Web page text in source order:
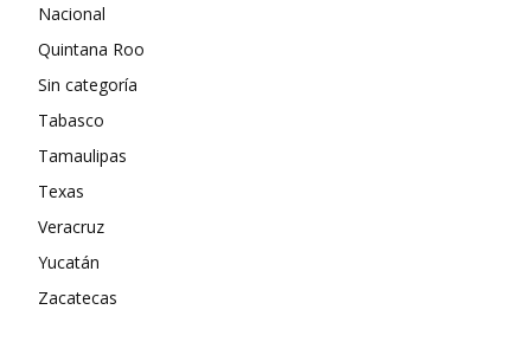
Nacional
Quintana Roo
Sin categoría
Tabasco
Tamaulipas
Texas
Veracruz
Yucatán
Zacatecas